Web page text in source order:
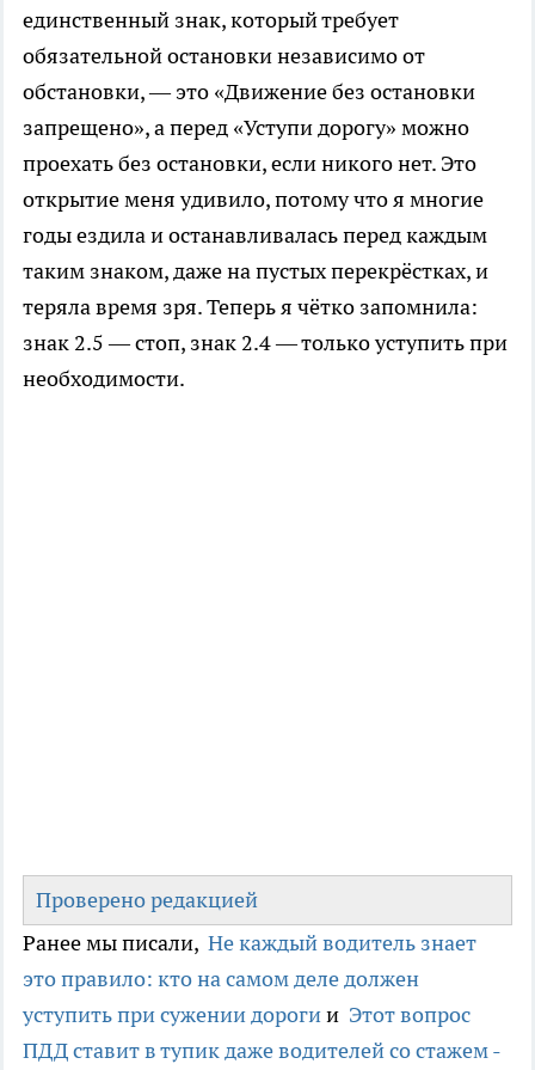
единственный знак, который требует
обязательной остановки независимо от
обстановки, — это «Движение без остановки
запрещено», а перед «Уступи дорогу» можно
проехать без остановки, если никого нет. Это
открытие меня удивило, потому что я многие
годы ездила и останавливалась перед каждым
таким знаком, даже на пустых перекрёстках, и
теряла время зря. Теперь я чётко запомнила:
знак 2.5 — стоп, знак 2.4 — только уступить при
необходимости.
Проверено редакцией
Ранее мы писали, Не каждый водитель знает
это правило: кто на самом деле должен
уступить при сужении дорогии Этот вопрос
ПДД ставит в тупик даже водителей со стажем -